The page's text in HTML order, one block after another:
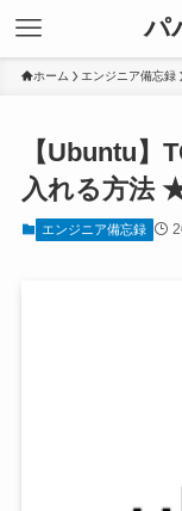
パ
ホーム エンジニア備忘録
【Ubuntu】
入れる方法
エンジニア備忘録